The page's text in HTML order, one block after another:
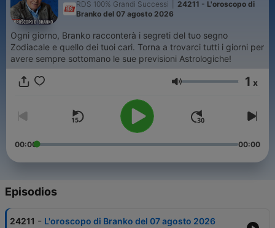
RDS 100% Grandi Successi
24211 - L'oroscopo di
Branko del 07 agosto 2026
Ogni giorno, Branko racconterà i segreti del tuo segno
Zodiacale e quello dei tuoi cari. Torna a trovarci tutti i giorni per
avere sempre sottomano le sue previsioni Astrologiche!
Volumen 1 x
00:00 00:00
Episodios
24211 - L'oroscopo di Branko del 07 agosto 2026